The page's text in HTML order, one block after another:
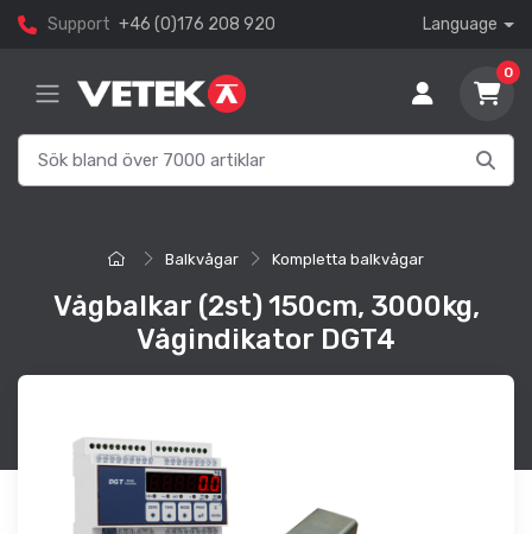
Support +46 (0)176 208 920 Language
0
Balkvågar Kompletta balkvågar
Vågbalkar (2st) 150cm, 3000kg,
Vågindikator DGT4